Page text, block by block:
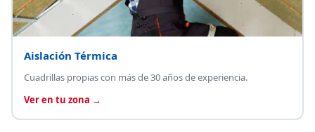
Aislación Térmica
Cuadrillas propias con más de 30 años de experiencia.
Ver en tu zona →